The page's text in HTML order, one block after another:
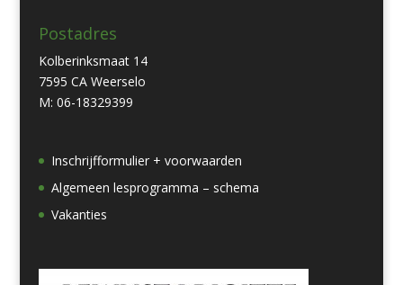
Postadres
Kolberinksmaat 14
7595 CA Weerselo
M: 06-18329399
Inschrijfformulier + voorwaarden
Algemeen lesprogramma – schema
Vakanties